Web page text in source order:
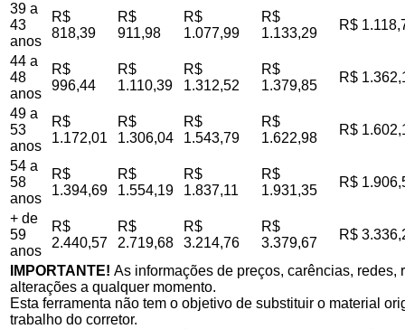
39 a
43
anos
R$
818,39
R$
911,98
R$
1.077,99
R$
1.133,29
R$
44 a
48
anos
R$
996,44
R$
1.110,39
R$
1.312,52
R$
1.379,85
R$
49 a
53
anos
R$
1.172,01
R$
1.306,04
R$
1.543,79
R$
1.622,98
R$
54 a
58
anos
R$
1.394,69
R$
1.554,19
R$
1.837,11
R$
1.931,35
R$
+ de
59
anos
R$
2.440,57
R$
2.719,68
R$
3.214,76
R$
3.379,67
R$
IMPORTANTE! As informações de preços, carências,
alterações a qualquer momento.
Esta ferramenta não tem o objetivo de substituir o material
trabalho do corretor.